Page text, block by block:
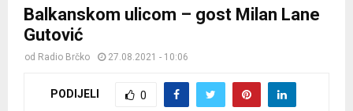
Balkanskom ulicom – gost Milan Lane
Gutović
od Radio Brčko 27.08.2021 - 10:06
PODIJELI 0